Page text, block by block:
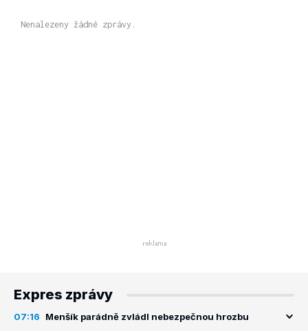
Nenalezeny žádné zprávy.
Expres zprávy
07:16 Menšík parádně zvládl nebezpečnou hrozbu